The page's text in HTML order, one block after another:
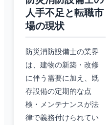
人手不足と転職市
場の現状
防災消防設備士の業界
は、建物の新築・改修
に伴う需要に加え、既
存設備の定期的な点
検・メンテナンスが法
律で義務付けられてい